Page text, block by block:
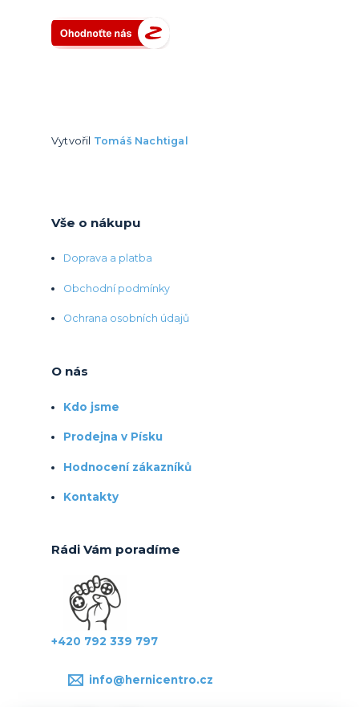
Vytvořil Tomáš Nachtigal
Vše o nákupu
Doprava a platba
Obchodní podmínky
Ochrana osobních údajů
O nás
Kdo jsme
Prodejna v Písku
Hodnocení zákazníků
Kontakty
Rádi Vám poradíme
+420 792 339 797
info@hernicentro.cz